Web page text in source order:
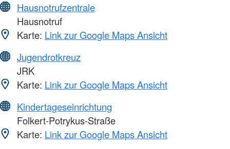
Hausnotrufzentrale
Hausnotruf
Karte: Link zur Google Maps Ansicht
Jugendrotkreuz
JRK
Karte: Link zur Google Maps Ansicht
Kindertageseinrichtung
Folkert-Potrykus-Straße
Karte: Link zur Google Maps Ansicht